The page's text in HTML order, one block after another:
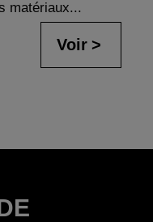
matériaux...
Voir